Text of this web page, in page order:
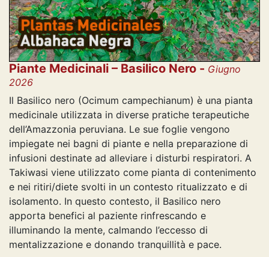
Piante Medicinali – Basilico Nero - Giugno
2026
Il Basilico nero (Ocimum campechianum) è una pianta
medicinale utilizzata in diverse pratiche terapeutiche
dell’Amazzonia peruviana. Le sue foglie vengono
impiegate nei bagni di piante e nella preparazione di
infusioni destinate ad alleviare i disturbi respiratori. A
Takiwasi viene utilizzato come pianta di contenimento
e nei ritiri/diete svolti in un contesto ritualizzato e di
isolamento. In questo contesto, il Basilico nero
apporta benefici al paziente rinfrescando e
illuminando la mente, calmando l’eccesso di
mentalizzazione e donando tranquillità e pace.